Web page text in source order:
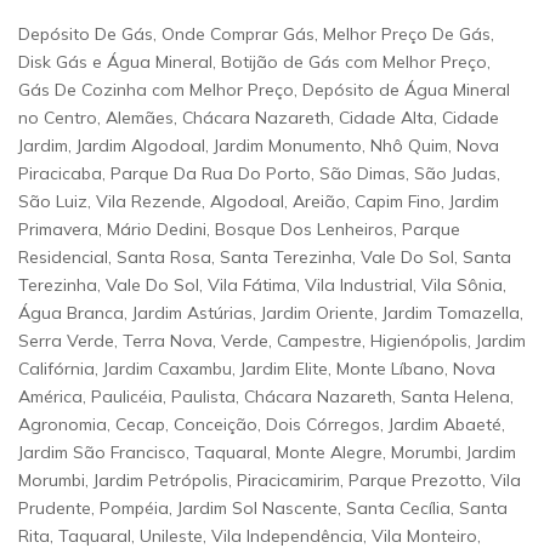
Depósito De Gás, Onde Comprar Gás, Melhor Preço De Gás,
Disk Gás e Água Mineral, Botijão de Gás com Melhor Preço,
Gás De Cozinha com Melhor Preço, Depósito de Água Mineral
no Centro, Alemães, Chácara Nazareth, Cidade Alta, Cidade
Jardim, Jardim Algodoal, Jardim Monumento, Nhô Quim, Nova
Piracicaba, Parque Da Rua Do Porto, São Dimas, São Judas,
São Luiz, Vila Rezende, Algodoal, Areião, Capim Fino, Jardim
Primavera, Mário Dedini, Bosque Dos Lenheiros, Parque
Residencial, Santa Rosa, Santa Terezinha, Vale Do Sol, Santa
Terezinha, Vale Do Sol, Vila Fátima, Vila Industrial, Vila Sônia,
Água Branca, Jardim Astúrias, Jardim Oriente, Jardim Tomazella,
Serra Verde, Terra Nova, Verde, Campestre, Higienópolis, Jardim
Califórnia, Jardim Caxambu, Jardim Elite, Monte Líbano, Nova
América, Paulicéia, Paulista, Chácara Nazareth, Santa Helena,
Agronomia, Cecap, Conceição, Dois Córregos, Jardim Abaeté,
Jardim São Francisco, Taquaral, Monte Alegre, Morumbi, Jardim
Morumbi, Jardim Petrópolis, Piracicamirim, Parque Prezotto, Vila
Prudente, Pompéia, Jardim Sol Nascente, Santa Cecília, Santa
Rita, Taquaral, Unileste, Vila Independência, Vila Monteiro,